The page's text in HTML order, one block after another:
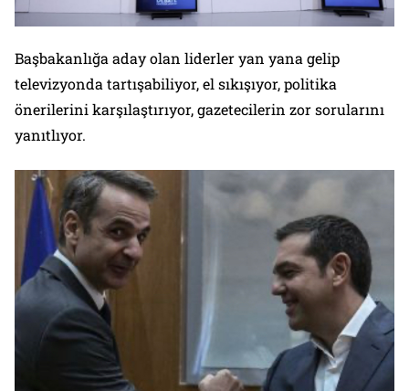
Başbakanlığa aday olan liderler yan yana gelip
televizyonda tartışabiliyor, el sıkışıyor, politika
önerilerini karşılaştırıyor, gazetecilerin zor sorularını
yanıtlıyor.